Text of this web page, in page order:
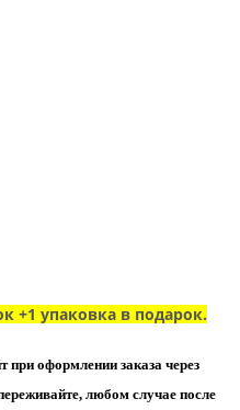
+1 упаковка в подарок.
при оформлении заказа через
любом случае после